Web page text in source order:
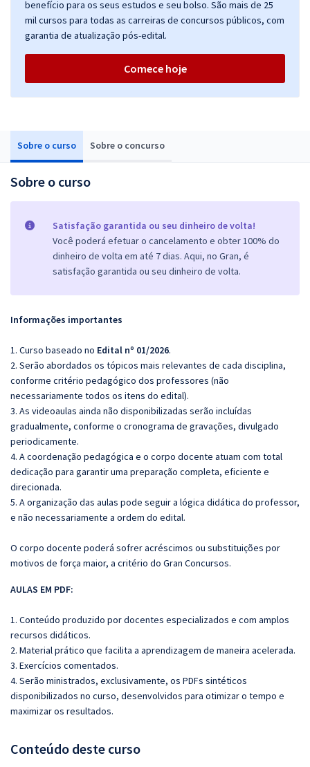
Sobre o curso Sobre o concurso
Sobre o curso
Satisfação garantida ou seu dinheiro de volta!
Você poderá efetuar o cancelamento e obter 100% do
dinheiro de volta em até 7 dias. Aqui, no Gran, é
satisfação garantida ou seu dinheiro de volta.
Informações importantes
1. Curso baseado no Edital nº 01/2026.
2. Serão abordados os tópicos mais relevantes de cada disciplina,
conforme critério pedagógico dos professores (não
necessariamente todos os itens do edital).
3. As videoaulas ainda não disponibilizadas serão incluídas
gradualmente, conforme o cronograma de gravações, divulgado
periodicamente.
4. A coordenação pedagógica e o corpo docente atuam com total
dedicação para garantir uma preparação completa, eficiente e
direcionada.
5. A organização das aulas pode seguir a lógica didática do professor,
e não necessariamente a ordem do edital.
O corpo docente poderá sofrer acréscimos ou substituições por
motivos de força maior, a critério do Gran Concursos.
AULAS EM PDF:
1. Conteúdo produzido por docentes especializados e com amplos
recursos didáticos.
2. Material prático que facilita a aprendizagem de maneira acelerada.
3. Exercícios comentados.
4. Serão ministrados, exclusivamente, os PDFs sintéticos
disponibilizados no curso, desenvolvidos para otimizar o tempo e
maximizar os resultados.
Conteúdo deste curso
benefício para os seus estudos e seu bolso. São mais de 25
mil cursos para todas as carreiras de concursos públicos, com
garantia de atualização pós-edital.
Comece hoje